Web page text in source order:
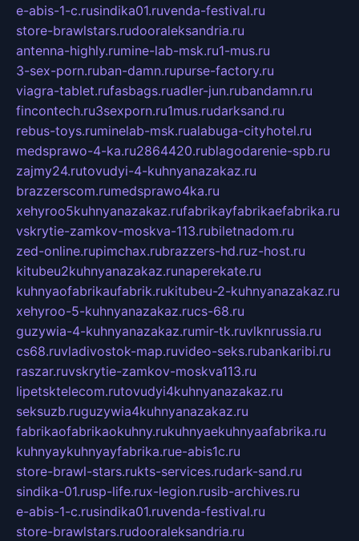
e-abis-1-c.rusindika01.ruvenda-festival.ru
store-brawlstars.rudooraleksandria.ru
antenna-highly.rumine-lab-msk.ru1-mus.ru
3-sex-porn.ruban-damn.rupurse-factory.ru
viagra-tablet.rufasbags.ruadler-jun.rubandamn.ru
fincontech.ru3sexporn.ru1mus.rudarksand.ru
rebus-toys.ruminelab-msk.rualabuga-cityhotel.ru
medsprawo-4-ka.ru2864420.rublagodarenie-spb.ru
zajmy24.rutovudyi-4-kuhnyanazakaz.ru
brazzerscom.rumedsprawo4ka.ru
xehyroo5kuhnyanazakaz.rufabrikayfabrikaefabrika.ru
vskrytie-zamkov-moskva-113.rubiletnadom.ru
zed-online.rupimchax.rubrazzers-hd.ruz-host.ru
kitubeu2kuhnyanazakaz.runaperekate.ru
kuhnyaofabrikaufabrik.rukitubeu-2-kuhnyanazakaz.ru
xehyroo-5-kuhnyanazakaz.rucs-68.ru
guzywia-4-kuhnyanazakaz.rumir-tk.ruvlknrussia.ru
cs68.ruvladivostok-map.ruvideo-seks.rubankaribi.ru
raszar.ruvskrytie-zamkov-moskva113.ru
lipetsktelecom.rutovudyi4kuhnyanazakaz.ru
seksuzb.ruguzywia4kuhnyanazakaz.ru
fabrikaofabrikaokuhny.rukuhnyaekuhnyaafabrika.ru
kuhnyaykuhnyayfabrika.rue-abis1c.ru
store-brawl-stars.rukts-services.rudark-sand.ru
sindika-01.rusp-life.rux-legion.rusib-archives.ru
e-abis-1-c.rusindika01.ruvenda-festival.ru
store-brawlstars.rudooraleksandria.ru